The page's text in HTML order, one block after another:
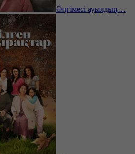
Әңгімесі ауылдың…